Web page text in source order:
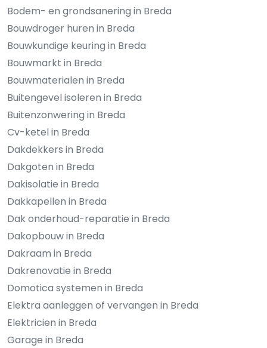
Bodem- en grondsanering in Breda
Bouwdroger huren in Breda
Bouwkundige keuring in Breda
Bouwmarkt in Breda
Bouwmaterialen in Breda
Buitengevel isoleren in Breda
Buitenzonwering in Breda
Cv-ketel in Breda
Dakdekkers in Breda
Dakgoten in Breda
Dakisolatie in Breda
Dakkapellen in Breda
Dak onderhoud-reparatie in Breda
Dakopbouw in Breda
Dakraam in Breda
Dakrenovatie in Breda
Domotica systemen in Breda
Elektra aanleggen of vervangen in Breda
Elektricien in Breda
Garage in Breda